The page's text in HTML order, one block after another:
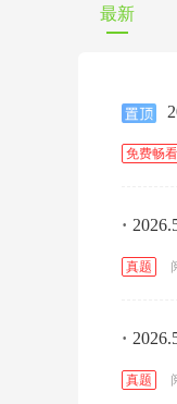
最新
免费畅看
·
真题
·
真题